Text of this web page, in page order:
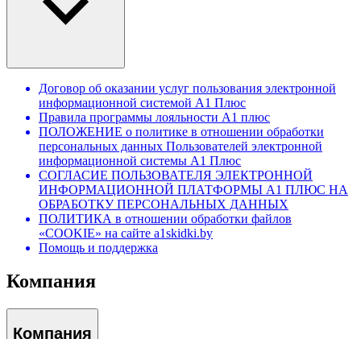
Договор об оказании услуг пользования электронной
информационной системой А1 Плюс
Правила программы лояльности А1 плюс
ПОЛОЖЕНИЕ о политике в отношении обработки
персональных данных Пользователей электронной
информационной системы А1 Плюс
СОГЛАСИЕ ПОЛЬЗОВАТЕЛЯ ЭЛЕКТРОННОЙ
ИНФОРМАЦИОННОЙ ПЛАТФОРМЫ А1 ПЛЮС НА
ОБРАБОТКУ ПЕРСОНАЛЬНЫХ ДАННЫХ
ПОЛИТИКА в отношении обработки файлов
«COOKIE» на сайте a1skidki.by
Помощь и поддержка
Компания
Компания